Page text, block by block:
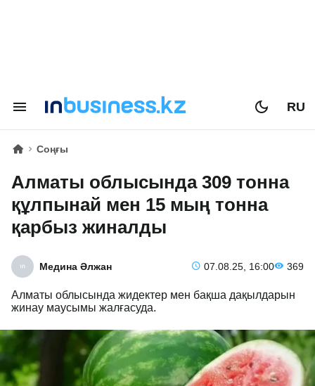
RU
Соңғы
Алматы облысында 309 тонна
құлпынай мен 15 мың тонна
қарбыз жиналды
Медина Әлжан 07.08.25, 16:00 369
Алматы облысында жидектер мен бақша дақылдарын
жинау маусымы жалғасуда.